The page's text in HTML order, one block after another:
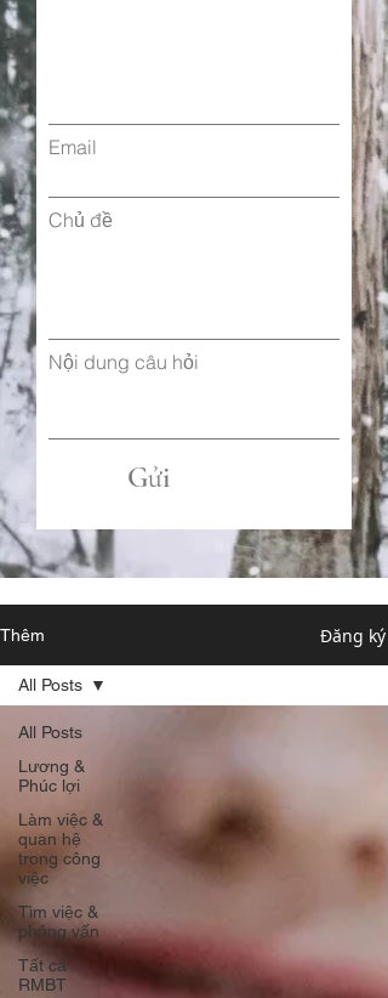
Email
Chủ đề
Nội dung câu hỏi
Gửi
Thêm Đăng ký
All Posts
Lương &
Phúc lợi
Làm việc &
quan hệ
trong công
việc
Tìm việc &
phỏng vấn
Tất cả
RMBT
All Posts